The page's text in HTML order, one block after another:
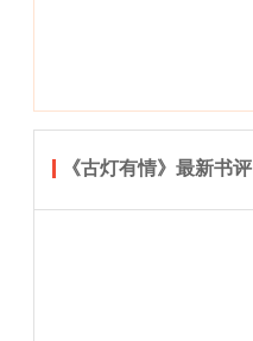
《古灯有情》最新书评